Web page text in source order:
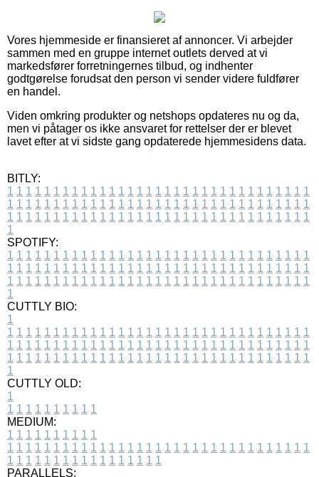
Vores hjemmeside er finansieret af annoncer. Vi arbejder
sammen med en gruppe internet outlets derved at vi
markedsfører forretningernes tilbud, og indhenter
godtgørelse forudsat den person vi sender videre fuldfører
en handel.
Viden omkring produkter og netshops opdateres nu og da,
men vi påtager os ikke ansvaret for rettelser der er blevet
lavet efter at vi sidste gang opdaterede hjemmesidens data.
BITLY:
1 1 1 1 1 1 1 1 1 1 1 1 1 1 1 1 1 1 1 1 1 1 1 1 1 1 1 1 1 1 1 1 1
1 1 1 1 1 1 1 1 1 1 1 1 1 1 1 1 1 1 1 1 1 1 1 1 1 1 1 1 1 1 1 1 1
1 1 1 1 1 1 1 1 1 1 1 1 1 1 1 1 1 1 1 1 1 1 1 1 1 1 1 1 1 1 1 1 1
1
SPOTIFY:
1 1 1 1 1 1 1 1 1 1 1 1 1 1 1 1 1 1 1 1 1 1 1 1 1 1 1 1 1 1 1 1 1
1 1 1 1 1 1 1 1 1 1 1 1 1 1 1 1 1 1 1 1 1 1 1 1 1 1 1 1 1 1 1 1 1
1 1 1 1 1 1 1 1 1 1 1 1 1 1 1 1 1 1 1 1 1 1 1 1 1 1 1 1 1 1 1 1 1
1
CUTTLY BIO:
1
1 1 1 1 1 1 1 1 1 1 1 1 1 1 1 1 1 1 1 1 1 1 1 1 1 1 1 1 1 1 1 1 1
1 1 1 1 1 1 1 1 1 1 1 1 1 1 1 1 1 1 1 1 1 1 1 1 1 1 1 1 1 1 1 1 1
1 1 1 1 1 1 1 1 1 1 1 1 1 1 1 1 1 1 1 1 1 1 1 1 1 1 1 1 1 1 1 1 1
1
CUTTLY OLD:
1
1 1 1 1 1 1 1 1 1 1
MEDIUM:
1 1 1 1 1 1 1 1 1 1
1 1 1 1 1 1 1 1 1 1 1 1 1 1 1 1 1 1 1 1 1 1 1 1 1 1 1 1 1 1 1 1 1
1 1 1 1 1 1 1 1 1 1 1 1 1 1 1 1 1
PARALLELS: